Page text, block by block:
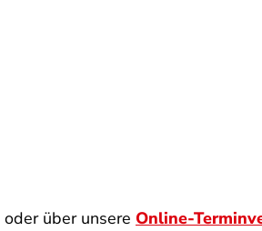
oder über unsere Online-